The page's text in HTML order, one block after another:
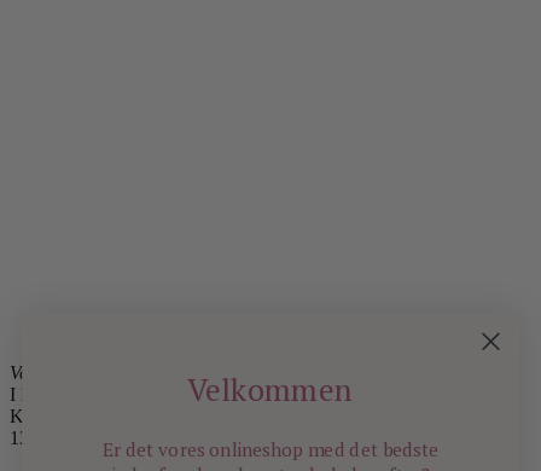
Velkommen i Kongens Have
I LOVE BEAUTY
Kronprinsessegade 23
1306 København K
Velkommen
Er det vores onlineshop med det bedste